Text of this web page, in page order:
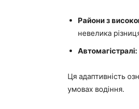
Райони з
невелика
Автомагістралі:
Ця адаптивність
умовах водіння.